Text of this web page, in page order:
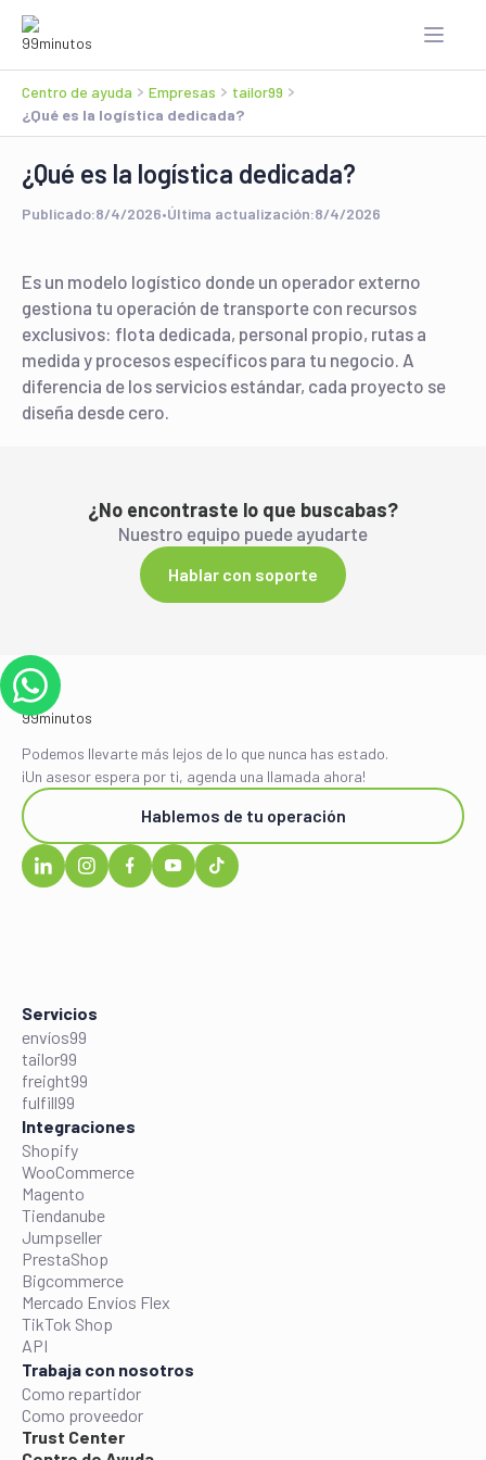
Centro de ayuda Empresas
tailor99
¿Qué es la logística dedicada?
¿Qué es la logística dedicada?
Publicado:8/4/2026•Última actualización:8/4/2026
Es un modelo logístico donde un operador externo
gestiona tu operación de transporte con recursos
exclusivos: flota dedicada, personal propio, rutas a
medida y procesos específicos para tu negocio. A
diferencia de los servicios estándar, cada proyecto se
diseña desde cero.
¿No encontraste lo que buscabas?
Nuestro equipo puede ayudarte
Hablar con soporte
Podemos llevarte más lejos de lo que nunca has estado.
¡Un asesor espera por ti, agenda una llamada ahora!
Hablemos de tu operación
Servicios
envíos99
tailor99
freight99
fulfill99
Integraciones
Shopify
WooCommerce
Magento
Tiendanube
Jumpseller
PrestaShop
Bigcommerce
Mercado Envíos Flex
TikTok Shop
API
Trabaja con nosotros
Como repartidor
Como proveedor
Trust Center